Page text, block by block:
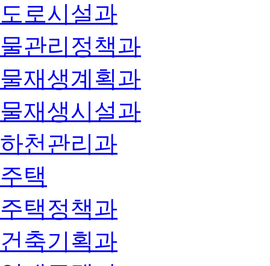
도로시설과
물관리정책과
물재생계획과
물재생시설과
하천관리과
주택
주택정책과
건축기획과